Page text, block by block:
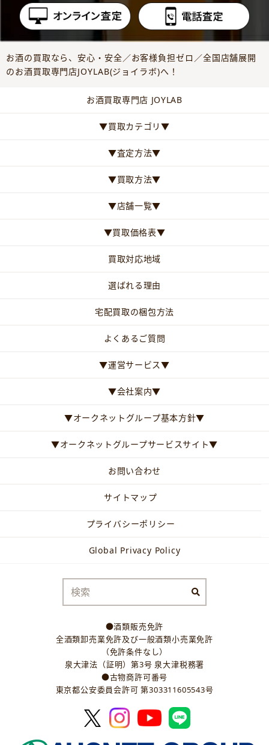
お酒の買取なら、安心・安全／お客様負担ゼロ／全国店舗展開
のお酒買取専門店JOYLAB(ジョイラボ)へ！
お酒買取専門店 JOYLAB
▼買取カテゴリ▼
▼査定方法▼
▼買取方法▼
▼店舗一覧▼
▼買取価格表▼
買取対応地域
選ばれる理由
宅配買取の梱包方法
よくあるご質問
▼運営サービス▼
▼会社案内▼
▼オークネットグループ基本方針▼
▼オークネットグループサービスサイト▼
お問い合わせ
サイトマップ
プライバシーポリシー
Global Privacy Policy
●酒類販売免許
全酒類卸売業免許及び一般酒類小売業免許
（免許条件なし）
泉大津法（証明）第3号 泉大津税務署
●古物商許可番号
東京都公安委員会許可 第303311605543号